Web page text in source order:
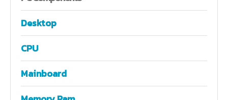
Desktop
CPU
Mainboard